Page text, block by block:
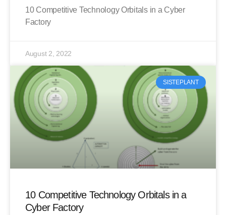
10 Competitive Technology Orbitals in a Cyber
Factory
August 2, 2022
SISTEPLANT
10 Competitive Technology Orbitals in a
Cyber Factory